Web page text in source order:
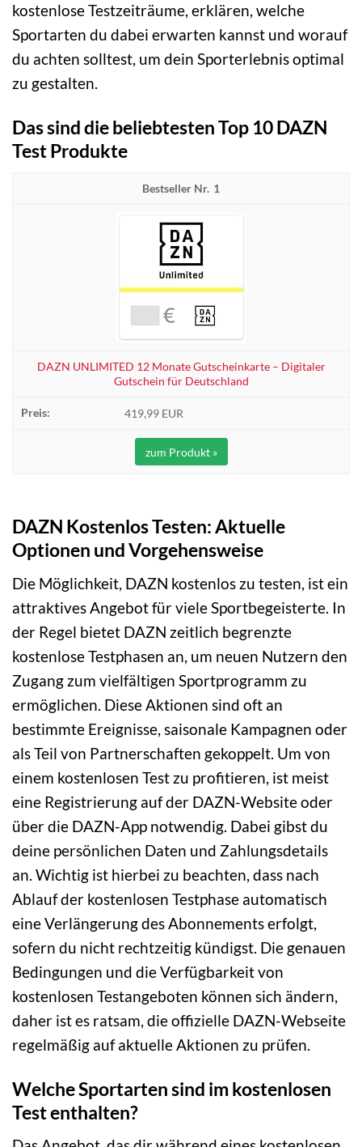
kostenlose Testzeiträume, erklären, welche
Sportarten du dabei erwarten kannst und worauf
du achten solltest, um dein Sporterlebnis optimal
zu gestalten.
Das sind die beliebtesten Top 10 DAZN
Test Produkte
1
DAZN UNLIMITED 12 Monate Gutscheinkarte – Digitaler
Gutschein für Deutschland
419,99 EUR
zum Produkt »
DAZN Kostenlos Testen: Aktuelle
Optionen und Vorgehensweise
Die Möglichkeit, DAZN kostenlos zu testen, ist ein
attraktives Angebot für viele Sportbegeisterte. In
der Regel bietet DAZN zeitlich begrenzte
kostenlose Testphasen an, um neuen Nutzern den
Zugang zum vielfältigen Sportprogramm zu
ermöglichen. Diese Aktionen sind oft an
bestimmte Ereignisse, saisonale Kampagnen oder
als Teil von Partnerschaften gekoppelt. Um von
einem kostenlosen Test zu profitieren, ist meist
eine Registrierung auf der DAZN-Website oder
über die DAZN-App notwendig. Dabei gibst du
deine persönlichen Daten und Zahlungsdetails
an. Wichtig ist hierbei zu beachten, dass nach
Ablauf der kostenlosen Testphase automatisch
eine Verlängerung des Abonnements erfolgt,
sofern du nicht rechtzeitig kündigst. Die genauen
Bedingungen und die Verfügbarkeit von
kostenlosen Testangeboten können sich ändern,
daher ist es ratsam, die offizielle DAZN-Webseite
regelmäßig auf aktuelle Aktionen zu prüfen.
Welche Sportarten sind im kostenlosen
Test enthalten?